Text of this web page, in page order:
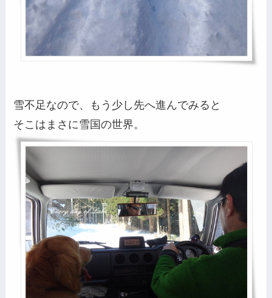
雪不足なので、もう少し先へ進んでみると
そこはまさに雪国の世界。